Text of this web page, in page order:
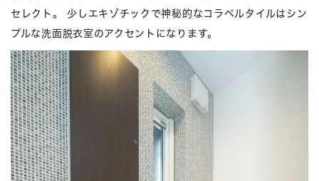
セレクト。 少しエキゾチックで神秘的なコラベルタイルはシン
プルな洗面脱衣室のアクセントになります。